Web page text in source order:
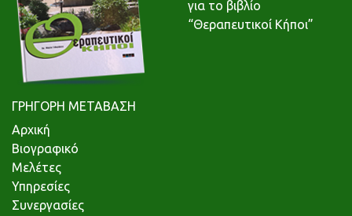
για το βιβλίο
“Θεραπευτικοί Κήποι”
ΓΡΗΓΟΡΗ ΜΕΤΑΒΑΣΗ
Αρχική
Βιογραφικό
Μελέτες
Υπηρεσίες
Συνεργασίες